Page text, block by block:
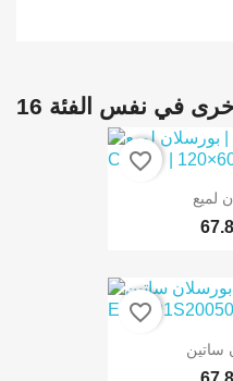
favorite_border
favorite_border